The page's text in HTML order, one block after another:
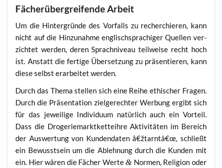
Fächerübergreifende Arbeit
Um die Hin­ter­grün­de des Vor­falls zu recher­chie­ren, kann
nicht auf die Hin­zu­nah­me eng­lisch­spra­chi­ger Quel­len ver­
zich­tet wer­den, deren Sprach­ni­veau teil­wei­se recht hoch
ist. Anstatt die fer­ti­ge Über­set­zung zu prä­sen­tie­ren, kann
die­se selbst erar­bei­tet werden.
Durch das The­ma stel­len sich eine Rei­he ethi­scher Fra­gen.
Durch die Prä­sen­ta­ti­on ziel­ge­rech­ter Wer­bung ergibt sich
für das jewei­li­ge Indi­vi­du­um natür­lich auch ein Vor­teil.
Dass die Dro­ge­rie­markt­ket­teih­re Akti­vi­tä­ten im Bereich
der Aus­wer­tung von Kun­den­da­ten â€žtarntâ€œ, schließt
ein Bewusst­sein um die Ableh­nung durch die Kun­den mit
ein. Hier wären die Fächer Wer­te& Nor­men, Reli­gi­on oder